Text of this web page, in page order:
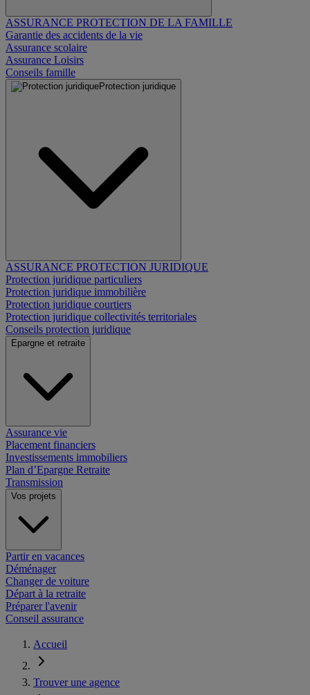
ASSURANCE PROTECTION DE LA FAMILLE
Garantie des accidents de la vie
Assurance scolaire
Assurance Loisirs
Conseils famille
Protection juridique
ASSURANCE PROTECTION JURIDIQUE
Protection juridique particuliers
Protection juridique immobilière
Protection juridique courtiers
Protection juridique collectivités territoriales
Conseils protection juridique
Epargne et retraite
Assurance vie
Placement financiers
Investissements immobiliers
Plan d’Epargne Retraite
Transmission
Vos projets
Partir en vacances
Déménager
Changer de voiture
Départ à la retraite
Préparer l'avenir
Conseil assurance
Accueil
Trouver une agence